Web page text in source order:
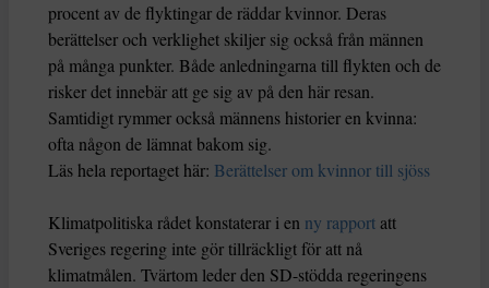
procent av de flyktingar de räddar kvinnor. Deras
berättelser och verklighet skiljer sig också från männen
på många punkter. Både anledningarna till flykten och de
risker det innebär att ge sig av på den här resan.
Samtidigt rymmer också männens historier en kvinna:
ofta någon de lämnat bakom sig.
Läs hela reportaget här: Berättelser om kvinnor till sjöss
Klimatpolitiska rådet konstaterar i en ny rapportatt
Sveriges regering inte gör tillräckligt för att nå
klimatmålen. Tvärtom leder den SD-stödda regeringens